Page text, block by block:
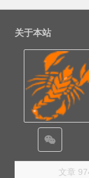
关于本站
文章